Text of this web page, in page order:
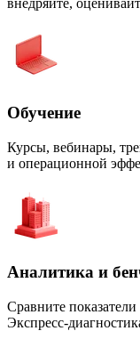
внедряйте,
Обучение
Курсы, вебинары,
и операционной
Аналитика и
Сравните
Экспресс-